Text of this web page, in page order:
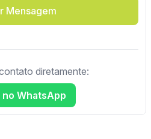
Mensagem
diretamente:
no WhatsApp